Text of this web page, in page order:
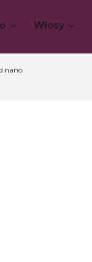
Włosy
nano